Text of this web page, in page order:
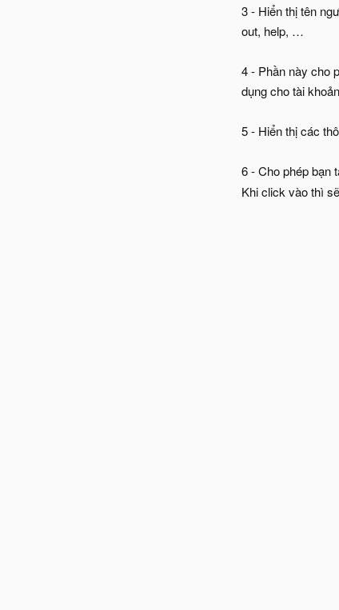
3 - Hiển thị tên
out, help, …
4 - Phần này cho
dụng cho tài
5 - Hiển thị các
6 - Cho phép bạn
Khi click vào thì